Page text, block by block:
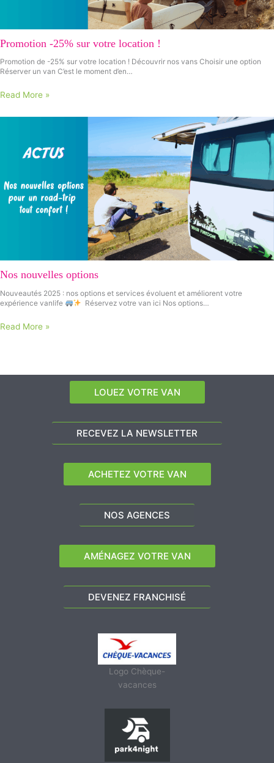
Promotion -25% sur votre location !
Promotion de -25% sur votre location ! Découvrir nos vans Choisir une option
Réserver un van C’est le moment d’en…
Read More »
Nos nouvelles options
Nouveautés 2025 : nos options et services évoluent et améliorent votre
expérience vanlife
Réservez votre van ici Nos options…
Read More »
LOUEZ VOTRE VAN
RECEVEZ LA NEWSLETTER
ACHETEZ VOTRE VAN
NOS AGENCES
AMÉNAGEZ VOTRE VAN
DEVENEZ FRANCHISÉ
Logo Chèque-
vacances